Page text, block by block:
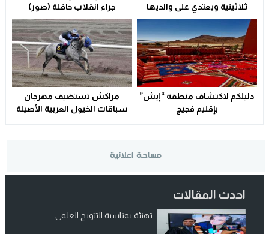
ثلاثينية ويعتدي على والديها
بالسلاح الأبيض
جراء انقلاب حافلة (صور)
دليلكم لاكتشاف منطقة “إيش”
بإقليم فجيج
مراكش تستضيف مهرجان
سباقات الخيول العربية الأصيلة
احدث المقالات
تهنئة بمناسبة التتويج العلمي